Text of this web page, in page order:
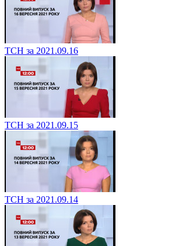
ТСН за 2021.09.16
ТСН за 2021.09.15
ТСН за 2021.09.14